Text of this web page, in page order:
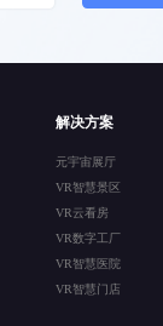
解决方案
元宇宙展厅
VR智慧景区
VR云看房
VR数字工厂
VR智慧医院
VR智慧门店